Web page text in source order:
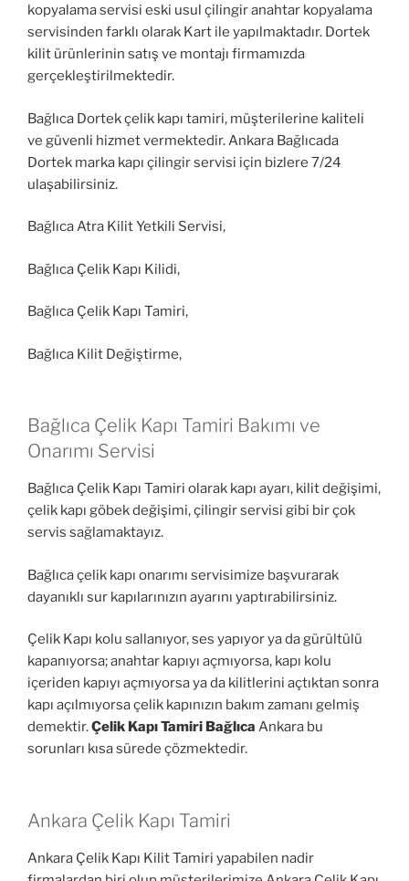
kopyalama servisi eski usul çilingir anahtar kopyalama
servisinden farklı olarak Kart ile yapılmaktadır. Dortek
kilit ürünlerinin satış ve montajı firmamızda
gerçekleştirilmektedir.
Bağlıca Dortek çelik kapı tamiri, müşterilerine kaliteli
ve güvenli hizmet vermektedir. Ankara Bağlıcada
Dortek marka kapı çilingir servisi için bizlere 7/24
ulaşabilirsiniz.
Bağlıca Atra Kilit Yetkili Servisi,
Bağlıca Çelik Kapı Kilidi,
Bağlıca Çelik Kapı Tamiri,
Bağlıca Kilit Değiştirme,
Bağlıca Çelik Kapı Tamiri Bakımı ve
Onarımı Servisi
Bağlıca Çelik Kapı Tamiri olarak kapı ayarı, kilit değişimi,
çelik kapı göbek değişimi, çilingir servisi gibi bir çok
servis sağlamaktayız.
Bağlıca çelik kapı onarımı servisimize başvurarak
dayanıklı sur kapılarınızın ayarını yaptırabilirsiniz.
Çelik Kapı kolu sallanıyor, ses yapıyor ya da gürültülü
kapanıyorsa; anahtar kapıyı açmıyorsa, kapı kolu
içeriden kapıyı açmıyorsa ya da kilitlerini açtıktan sonra
kapı açılmıyorsa çelik kapınızın bakım zamanı gelmiş
demektir.Çelik Kapı Tamiri Bağlıca Ankara bu
sorunları kısa sürede çözmektedir.
Ankara Çelik Kapı Tamiri
Ankara Çelik Kapı Kilit Tamiri yapabilen nadir